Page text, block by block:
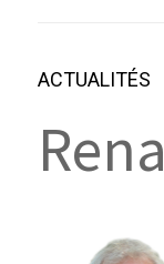
ACTUALITÉS